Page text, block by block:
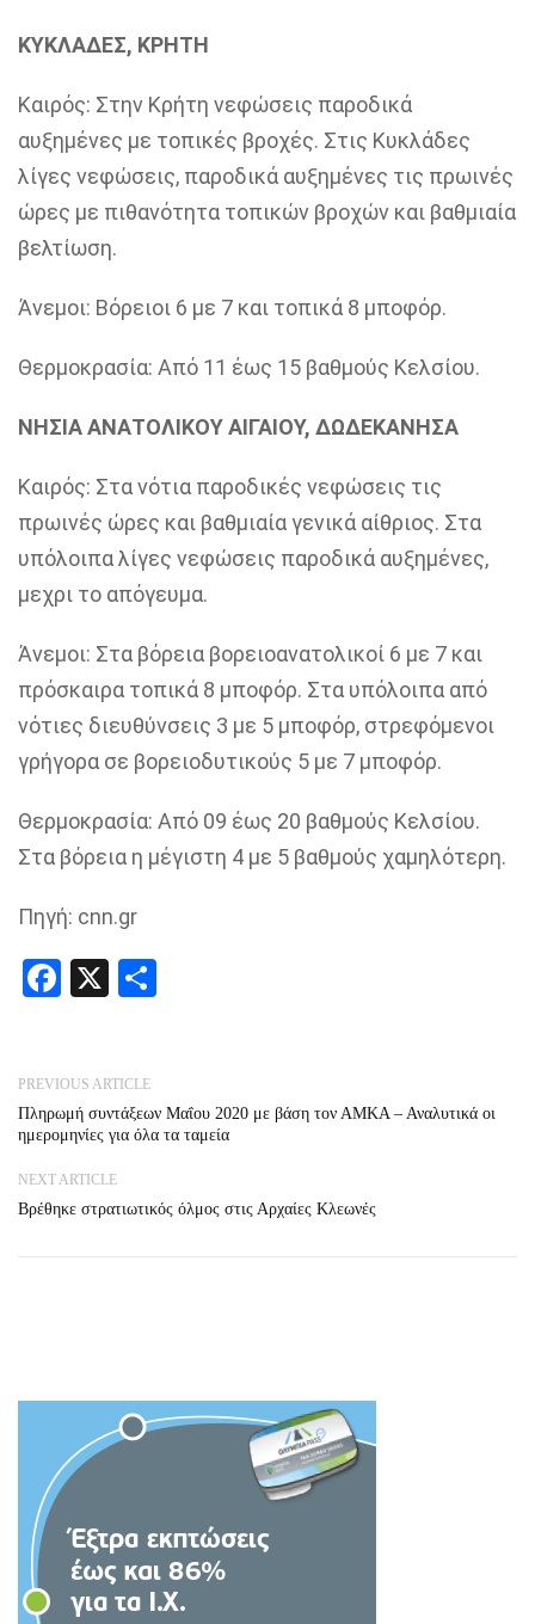
ΚΥΚΛΑΔΕΣ, ΚΡΗΤΗ
Καιρός: Στην Κρήτη νεφώσεις παροδικά
αυξημένες με τοπικές βροχές. Στις Κυκλάδες
λίγες νεφώσεις, παροδικά αυξημένες τις πρωινές
ώρες με πιθανότητα τοπικών βροχών και βαθμιαία
βελτίωση.
Άνεμοι: Βόρειοι 6 με 7 και τοπικά 8 μποφόρ.
Θερμοκρασία: Από 11 έως 15 βαθμούς Κελσίου.
ΝΗΣΙΑ ΑΝΑΤΟΛΙΚΟΥ ΑΙΓΑΙΟΥ, ΔΩΔΕΚΑΝΗΣΑ
Καιρός: Στα νότια παροδικές νεφώσεις τις
πρωινές ώρες και βαθμιαία γενικά αίθριος. Στα
υπόλοιπα λίγες νεφώσεις παροδικά αυξημένες,
μεχρι το απόγευμα.
Άνεμοι: Στα βόρεια βορειοανατολικοί 6 με 7 και
πρόσκαιρα τοπικά 8 μποφόρ. Στα υπόλοιπα από
νότιες διευθύνσεις 3 με 5 μποφόρ, στρεφόμενοι
γρήγορα σε βορειοδυτικούς 5 με 7 μποφόρ.
Θερμοκρασία: Από 09 έως 20 βαθμούς Κελσίου.
Στα βόρεια η μέγιστη 4 με 5 βαθμούς χαμηλότερη.
Πηγή: cnn.gr
Facebook
X
PREVIOUS ARTICLE
Πληρωμή συντάξεων Μαΐου 2020 με βάση τον ΑΜΚΑ – Αναλυτικά οι
ημερομηνίες για όλα τα ταμεία
NEXT ARTICLE
Βρέθηκε στρατιωτικός όλμος στις Αρχαίες Κλεωνές